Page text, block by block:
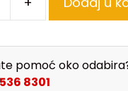
pomoć oko
8301